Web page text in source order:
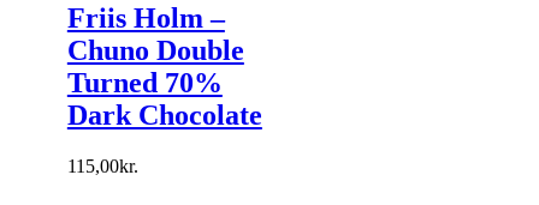
Friis Holm –
Chuno Double
Turned 70%
Dark Chocolate
115,00kr.